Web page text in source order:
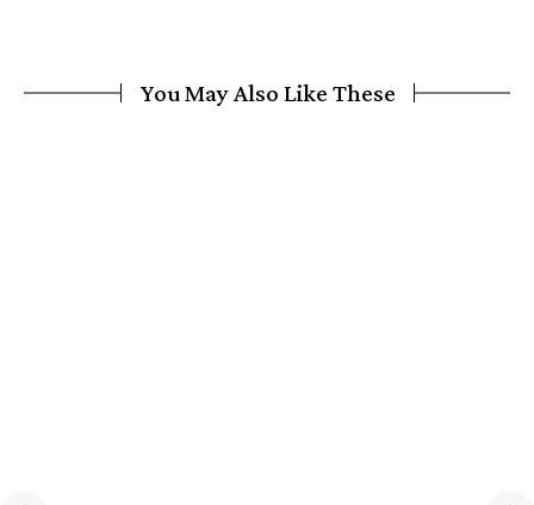
You May Also Like These